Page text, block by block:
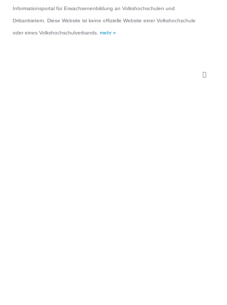
Informationsportal für Erwachsenenbildung an Volkshochschulen und
Drittanbietern. Diese Website ist keine offizielle Website einer Volkshochschule
oder eines Volkshochschulverbands. mehr »